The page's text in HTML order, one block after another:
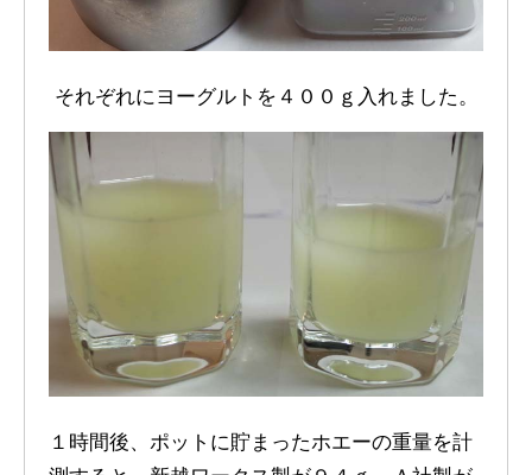
それぞれにヨーグルトを４００ｇ入れました。
１時間後、ポットに貯まったホエーの重量を計